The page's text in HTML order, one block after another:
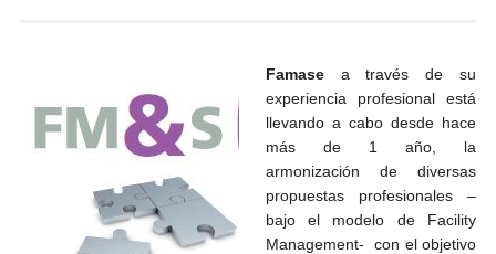
Famase a través de su
experiencia profesional está
llevando a cabo desde hace
más de 1 año, la
armonización de diversas
propuestas profesionales –
bajo el modelo de Facility
Management- con el objetivo